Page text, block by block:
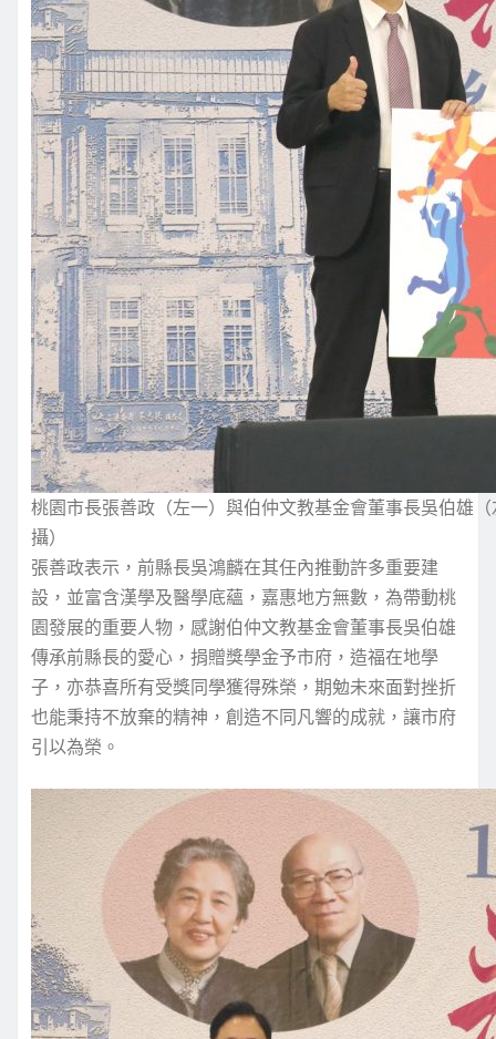
桃園市長張善政（左一）與伯仲文教基金會董事長吳伯雄
攝）
張善政表示，前縣長吳鴻麟在其任內推動許多重要建
設，並富含漢學及醫學底蘊，嘉惠地方無數，為帶動桃
園發展的重要人物，感謝伯仲文教基金會董事長吳伯雄
傳承前縣長的愛心，捐贈獎學金予市府，造福在地學
子，亦恭喜所有受獎同學獲得殊榮，期勉未來面對挫折
也能秉持不放棄的精神，創造不同凡響的成就，讓市府
引以為榮。